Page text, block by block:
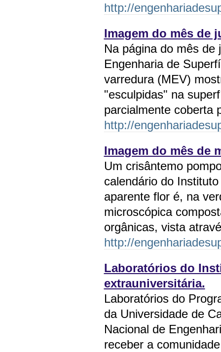
http://
Imagem do mês de
Na página do mês de
Engenharia de
varredura (MEV)
"esculpidas" na
parcialmente
http://
Imagem do mês de
Um crisântemo
calendário do
aparente flor é, na
microscópica
orgânicas, vista
http://
Laboratórios do
extrauniversitária.
Laboratórios do
da Universidade de
Nacional de
receber a